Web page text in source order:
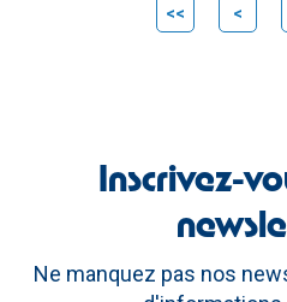
<< <
Inscrivez-
Ne manquez pas nos